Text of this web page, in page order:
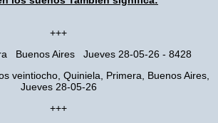
+++
Buenos Aires Jueves 28-05-26 - 8428
veintiocho, Quiniela, Primera, Buenos Aires,
Jueves 28-05-26
+++